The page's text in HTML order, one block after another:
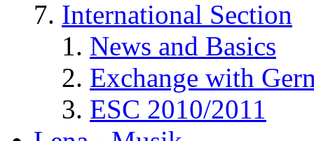
International Section
News and Basics
Exchange with
ESC 2010/2011